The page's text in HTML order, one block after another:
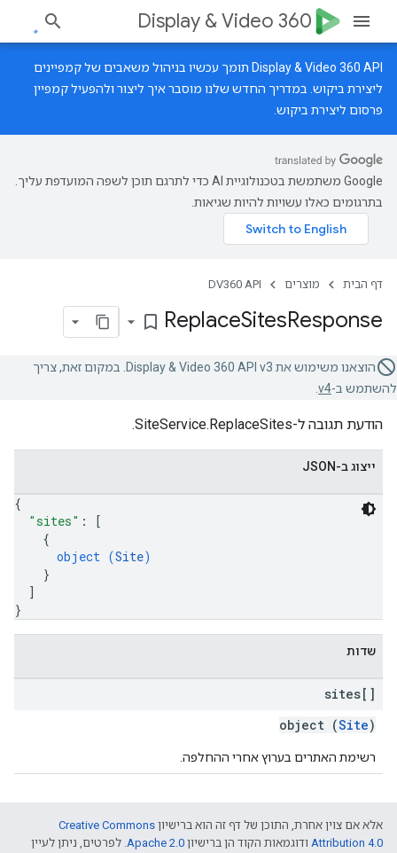
Display & Video 360
‫Display & Video 360 API תומך עכשיו בניהול משאבים של קמפיינים
ליצירת ביקוש. במדריך החדש שלנו מוסבר איך ליצור ולהפעיל קמפיין
פרסום ליצירת ביקוש.
‫Google משתמשת בטכנולוגיית AI כדי לתרגם תוכן לשפה המועדפת עליך.
בתרגומים כאלו עשויות להיות שגיאות.
דף הבית מוצרים DV360 API
ReplaceSitesResponse
bookmark_border
הוצאנו משימוש את Display & Video 360 API v3. במקום זאת, צריך
להשתמש ב-v4
הודעת תגובה ל-SiteService.ReplaceSites.
ייצוג ב-JSON
{
"sites" :
[
{
object (Site)
}
]
}
שדות
sites[]
object (Site)
רשימת האתרים בערוץ אחרי ההחלפה.
אלא אם צוין אחרת, התוכן של דף זה הוא ברישיון Creative Commons
Attribution 4.0 ודוגמאות הקוד הן ברישיון Apache 2.0. לפרטים, ניתן לעיין